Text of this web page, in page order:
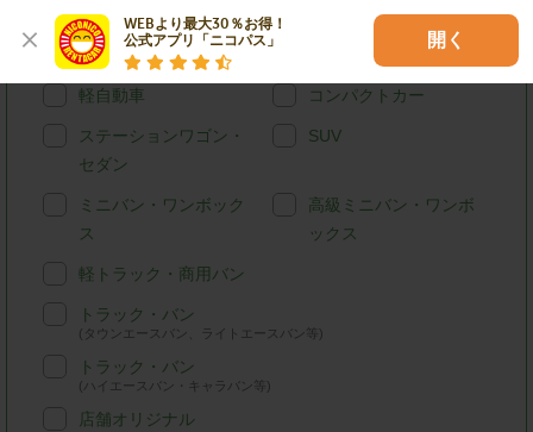
WEBより最大30％お得！
公式アプリ「ニコパス」
開く
車種別で探す
軽自動車 コンパクトカー
ステーションワゴン・
セダン
SUV
ミニバン・ワンボック
ス
高級ミニバン・ワンボ
ックス
軽トラック・商用バン
トラック・バン
(タウンエースバン、ライトエースバン等)
トラック・バン
(ハイエースバン・キャラバン等)
店舗オリジナル